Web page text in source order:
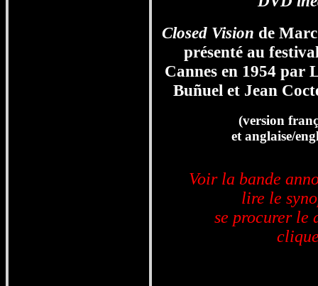
Closed Vision de
présenté au
Cannes en 1954 par
Buñuel et Jean
(version
et anglaise/
Voir la bande
lire le
se procurer le